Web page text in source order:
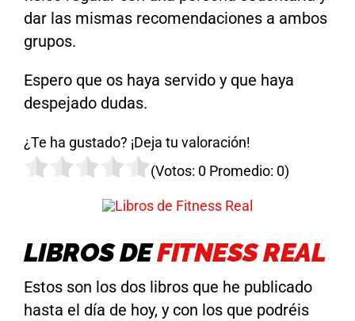
dar las mismas recomendaciones a ambos
grupos.
Espero que os haya servido y que haya
despejado dudas.
¿Te ha gustado? ¡Deja tu valoración!
(Votos: 0Promedio: 0)
LIBROS DEFITNESS REAL
Estos son los dos libros que he publicado
hasta el día de hoy, y con los que podréis